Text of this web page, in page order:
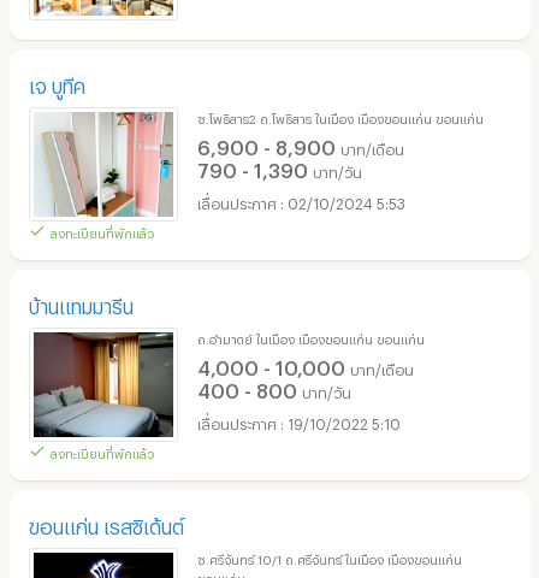
เจ บูทีค
ลงทะเบียนที่พักแล้ว
ซ.โพธิสาร2 ถ.โพธิสาร ในเมือง เมืองขอนแก่น ขอนแก่น
6,900 - 8,900 บาท/เดือน
790 - 1,390 บาท/วัน
02/10/2024 5:53
บ้านแทมมารีน
ลงทะเบียนที่พักแล้ว
ถ.อำมาตย์ ในเมือง เมืองขอนแก่น ขอนแก่น
4,000 - 10,000 บาท/เดือน
400 - 800 บาท/วัน
19/10/2022 5:10
ขอนแก่น เรสซิเด้นต์
ซ.ศรีจันทร์ 10/1 ถ.ศรีจันทร์ ในเมือง เมืองขอนแก่น